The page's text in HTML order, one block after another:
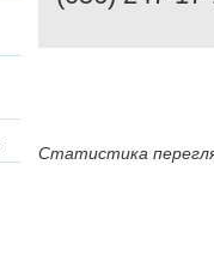
Статистика